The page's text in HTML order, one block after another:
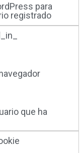
para
registrado
que ha